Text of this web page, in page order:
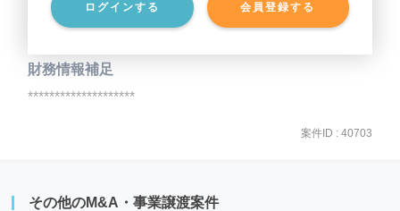
ログインする 会員登録する
事業負債 ********************
財務情報補足
********************
案件ID : 40703
その他のM&A・事業譲渡案件